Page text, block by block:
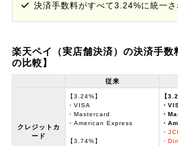
決済手数料がすべて3.24%に統一さ
楽天ペイ（実店舗決済）の決済手数
の比較】
従来
クレジットカ
ード
【3.24%】
・VISA
・Mastercard
・American Express
【3.74%】
【
・
・
・
・
・